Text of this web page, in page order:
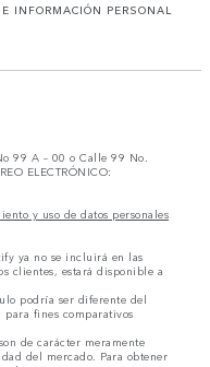
INFORMACIÓN PERSONAL
99 A – 00 o Calle 99 No.
ELECTRÓNICO:
y uso de datos personales
ya no se incluirá en las
clientes, estará disponible a
podría ser diferente del
para fines comparativos
de carácter meramente
del mercado. Para obtener